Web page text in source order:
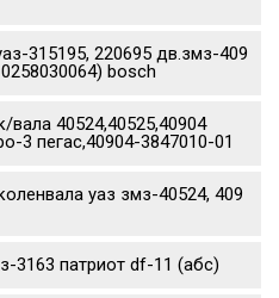
315195, 220695 дв.змз-409
bosch
40524,40525,40904
3 пегас,40904-3847010-01
уаз змз-40524, 409
3163 патриот df-11 (абс)